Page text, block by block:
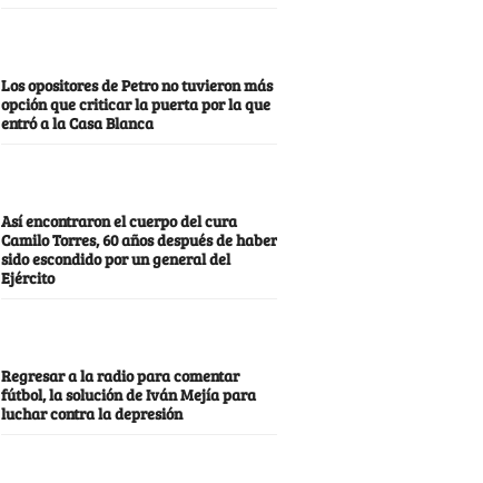
Los opositores de Petro no tuvieron más
opción que criticar la puerta por la que
entró a la Casa Blanca
Así encontraron el cuerpo del cura
Camilo Torres, 60 años después de haber
sido escondido por un general del
Ejército
Regresar a la radio para comentar
fútbol, la solución de Iván Mejía para
luchar contra la depresión